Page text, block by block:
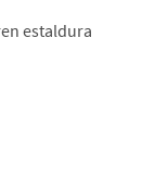
estaldura